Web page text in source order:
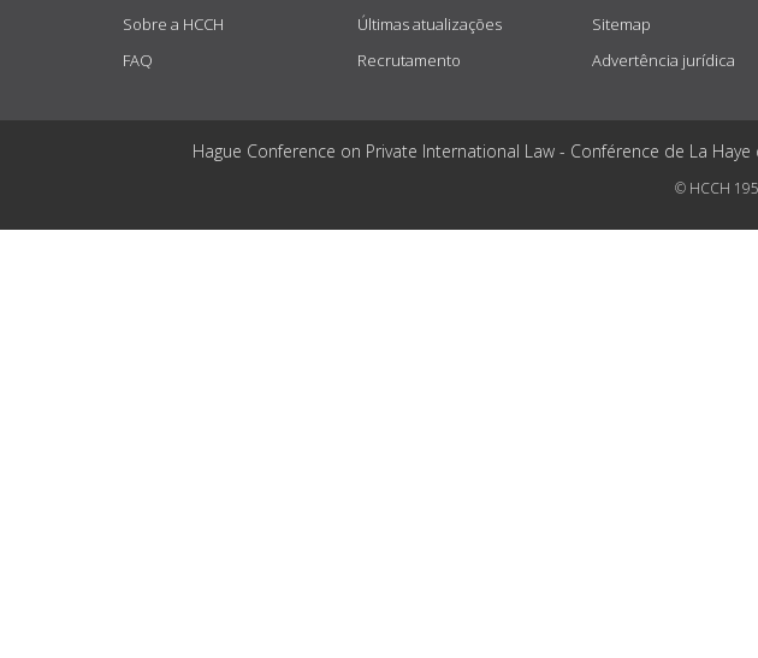
Sobre a HCCH
FAQ
Últimas atualizações
Recrutamento
Sitemap
Advertência jurídica
Hague Conference on Private International Law - Conférence de La
© HCCH